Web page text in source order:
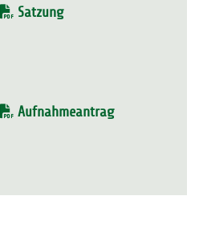
Satzung
Aufnahmeantrag